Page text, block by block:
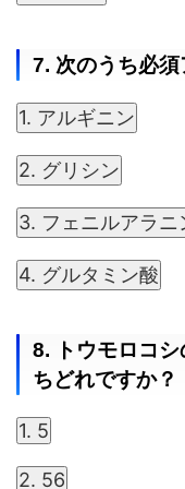
7. 次のうち必
1. アルギニン
2. グリシン
3. フェニルアラニ
4. グルタミン酸
8. トウモロコ
ちどれですか？
1. 5
2. 56